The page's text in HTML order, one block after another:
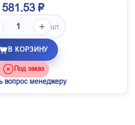
581.53 ₽
шт.
В КОРЗИНУ
Под заказ
вопрос менеджеру